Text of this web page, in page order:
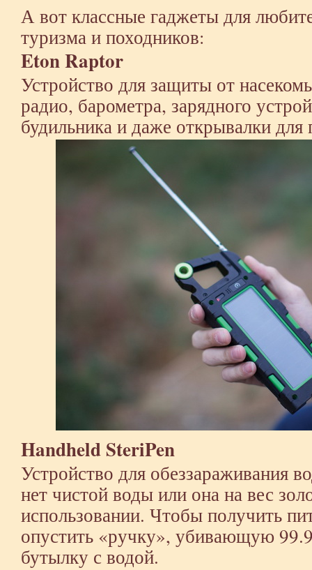
А вот классные гаджеты для
туризма и походников:
Eton Raptor
Устройство для защиты от
радио, барометра, зарядного
будильника и даже открывалки для
Handheld SteriPen
Устройство для обеззараживания
нет чистой воды или она на вес
использовании. Чтобы получить
опустить «ручку», убивающую
бутылку с водой.